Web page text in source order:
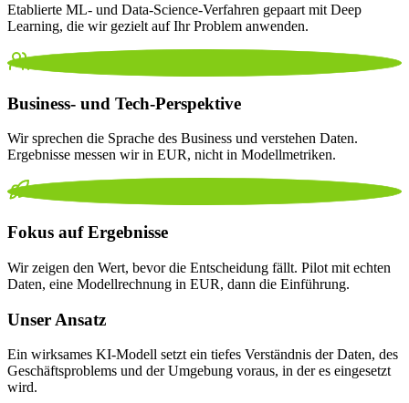
Etablierte ML- und Data-Science-Verfahren gepaart mit Deep
Learning, die wir gezielt auf Ihr Problem anwenden.
Business- und Tech-Perspektive
Wir sprechen die Sprache des Business und verstehen Daten.
Ergebnisse messen wir in EUR, nicht in Modellmetriken.
Fokus auf Ergebnisse
Wir zeigen den Wert, bevor die Entscheidung fällt. Pilot mit echten
Daten, eine Modellrechnung in EUR, dann die Einführung.
Unser Ansatz
Ein wirksames KI-Modell setzt ein tiefes Verständnis der Daten, des
Geschäftsproblems und der Umgebung voraus, in der es eingesetzt
wird.